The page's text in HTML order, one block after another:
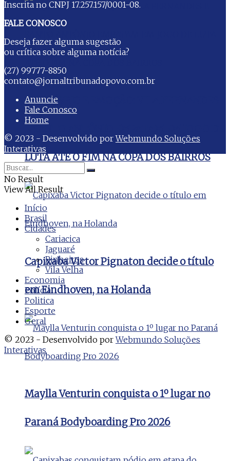
EQUILÍBRIO E EMOÇÃO: VILA FERNANDES
LUTA ATÉ O FIM NA COPA DOS BAIRROS
Capixaba Victor Pignaton decide o título
em Eindhoven, na Holanda
Maylla Venturin conquista o 1º lugar no
Paraná Bodyboarding Pro 2026
Inscrita no CNPJ 17.257.157/0001-08.
FALE CONOSCO
Deseja fazer alguma sugestão
ou crítica sobre alguma notícia?
(27) 99777-8850
contato@jornaltribunadopovo.com.br
Anuncie
Fale Conosco
Home
© 2023 - Desenvolvido porWebmundo Soluções
Interativas
No Result
View All Result
Início
Brasil
Cidades
Cariacica
Jaguaré
Pinheiros
Vila Velha
Economia
Polícia
Politica
Esporte
Geral
© 2023 - Desenvolvido porWebmundo Soluções
Interativas